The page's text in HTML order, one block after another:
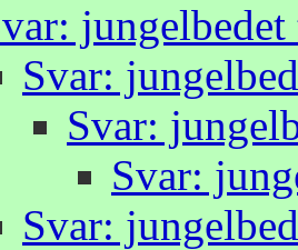
Svar:
Svar:
Svar:
Svar: